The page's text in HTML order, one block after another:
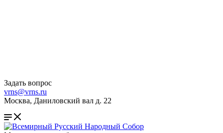
Задать вопрос
vrns@vrns.ru
Москва, Даниловский вал д. 22